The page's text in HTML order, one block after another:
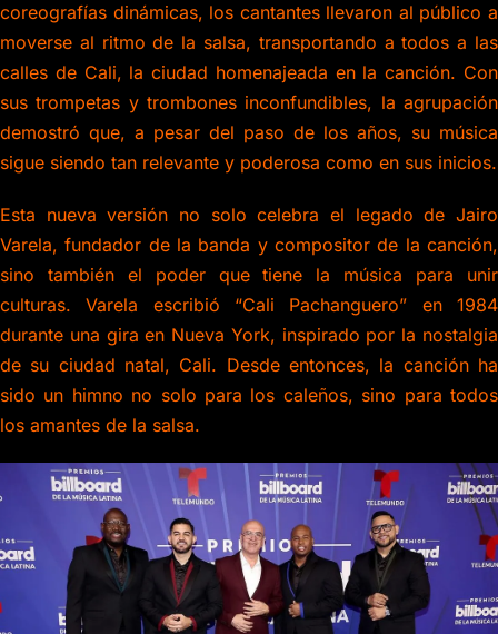
coreografías dinámicas, los cantantes llevaron al público a
moverse al ritmo de la salsa, transportando a todos a las
calles de Cali, la ciudad homenajeada en la canción. Con
sus trompetas y trombones inconfundibles, la agrupación
demostró que, a pesar del paso de los años, su música
sigue siendo tan relevante y poderosa como en sus inicios.
Esta nueva versión no solo celebra el legado de Jairo
Varela, fundador de la banda y compositor de la canción,
sino también el poder que tiene la música para unir
culturas. Varela escribió “Cali Pachanguero” en 1984
durante una gira en Nueva York, inspirado por la nostalgia
de su ciudad natal, Cali. Desde entonces, la canción ha
sido un himno no solo para los caleños, sino para todos
los amantes de la salsa.